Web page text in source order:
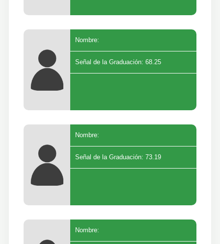
Nombre:
Señal de la Graduación: 68.25
Nombre:
Señal de la Graduación: 73.19
Nombre: